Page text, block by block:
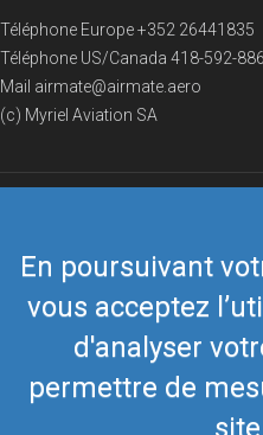
En poursuivant
vous acceptez
d'analyser
permettre de
Téléphone Europe+352 26441835
Téléphone US/Canada 418-592-
Mail airmate@airmate.aero
(c) Myriel Aviation SA